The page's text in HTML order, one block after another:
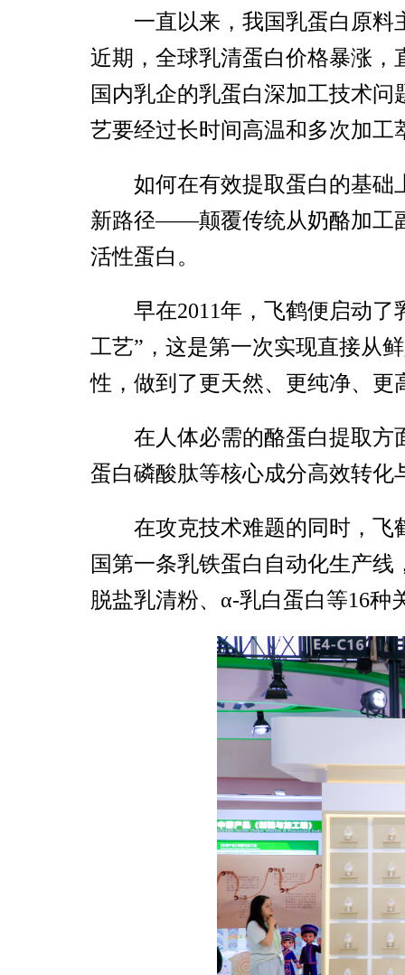
一直以来，我国乳蛋白原
近期，全球乳清蛋白价格暴涨
国内乳企的乳蛋白深加工技术
艺要经过长时间高温和多次加工
如何在有效提取蛋白的基础
新路径——颠覆传统从奶酪加工
活性蛋白。
早在2011年，飞鹤便启动
工艺”，这是第一次实现直接从
性，做到了更天然、更纯净、更
在人体必需的酪蛋白提取方
蛋白磷酸肽等核心成分高效转
在攻克技术难题的同时，飞
国第一条乳铁蛋白自动化生产
脱盐乳清粉、α-乳白蛋白等16种